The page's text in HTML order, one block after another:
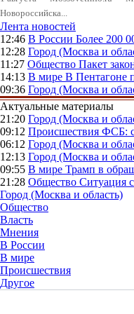
Новороссийска...
Лента новостей
12:46 В России Более 200
12:28 Город (Москва и
11:27 Общество Пакет
14:13 В мире В Пентагоне
09:36 Город (Москва и
Актуальные материалы
21:20 Город (Москва и
09:12 Происшествия ФСБ:
06:12 Город (Москва и
12:13 Город (Москва и
09:55 В мире Трамп в
21:28 Общество Ситуация
Город (Москва и область)
Общество
Власть
Мнения
В России
В мире
Происшествия
Другое